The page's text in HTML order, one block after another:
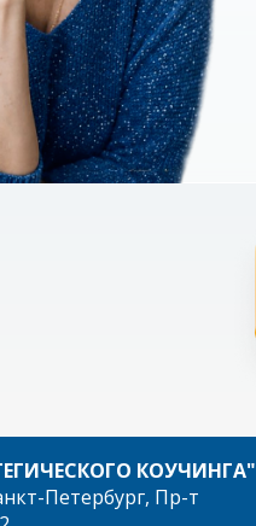
КОУЧИНГА"
Петербург, Пр-т